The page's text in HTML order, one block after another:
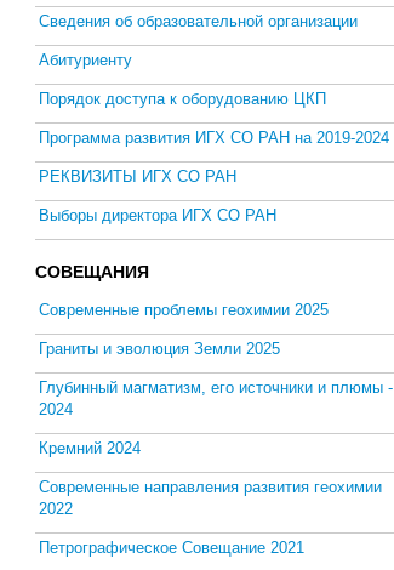
Сведения об образовательной организации
Абитуриенту
Порядок доступа к оборудованию ЦКП
Программа развития ИГХ СО РАН на 2019-2024
РЕКВИЗИТЫ ИГХ СО РАН
Выборы директора ИГХ СО РАН
СОВЕЩАНИЯ
Современные проблемы геохимии 2025
Граниты и эволюция Земли 2025
Глубинный магматизм, его источники и плюмы -
2024
Кремний 2024
Современные направления развития геохимии
2022
Петрографическое Совещание 2021